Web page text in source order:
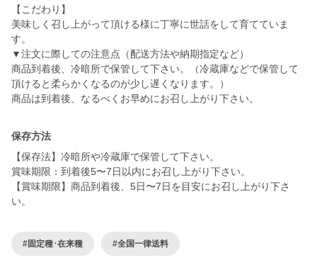
【こだわり】
美味しく召し上がって頂ける様に丁寧に世話をして育てていま
す。
▼注文に際しての注意点（配送方法や納期指定など）
商品到着後、冷暗所で保管して下さい。（冷蔵庫などで保管して
頂けると柔らかくなるのが少し遅くなります。）
商品は到着後、なるべくお早めにお召し上がり下さい。
保存方法
【保存法】冷暗所や冷蔵庫で保管して下さい。
賞味期限：到着後5〜7日以内にお召し上がり下さい。
【賞味期限】商品到着後、5日〜7日を目安にお召し上がり下さ
い。
#固定種･在来種 #全国一律送料